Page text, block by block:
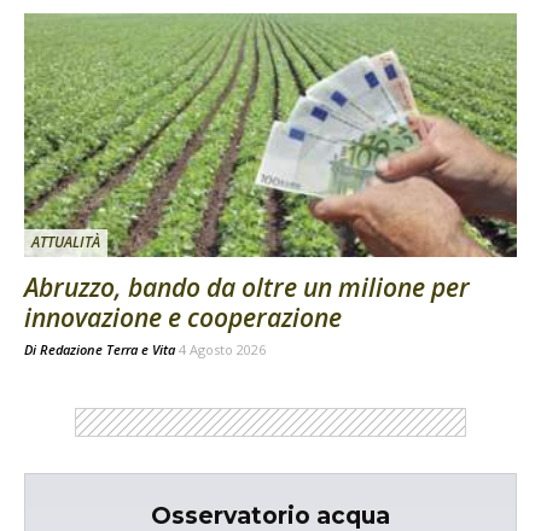
ATTUALITÀ
Abruzzo, bando da oltre un milione per
innovazione e cooperazione
Di Redazione Terra e Vita 4 Agosto 2026
Osservatorio acqua